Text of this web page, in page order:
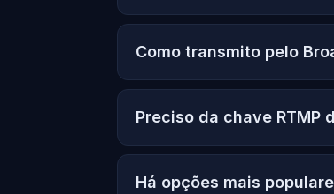
Como transmito pelo
Preciso da chave RTMP
Há opções mais